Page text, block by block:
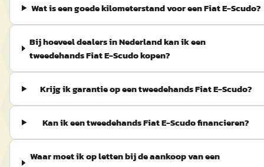
Wat is een goede kilometerstand voor een Fiat E-Scudo?
Bij hoeveel dealers in Nederland kan ik een
tweedehands Fiat E-Scudo kopen?
Krijg ik garantie op een tweedehands Fiat E-Scudo?
Kan ik een tweedehands Fiat E-Scudo financieren?
Waar moet ik op letten bij de aankoop van een